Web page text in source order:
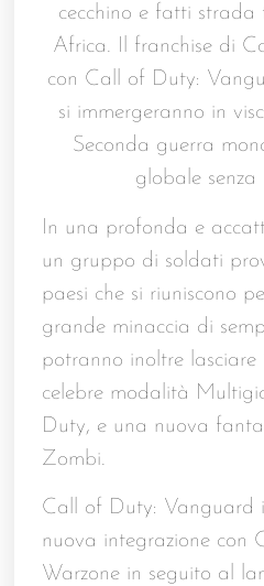
cecchino e fatti
Africa. Il franchise di
con Call of Duty:
si immergeranno in
Seconda guerra
globale senza
In una profonda e
un gruppo di soldati
paesi che si riuniscono
grande minaccia di
potranno inoltre
celebre modalità
Duty, e una nuova
Zombi.
Call of Duty: Vanguard
nuova integrazione con
Warzone in seguito al